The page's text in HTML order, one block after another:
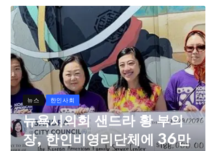
뉴스 한인사회
뉴욕시의회 샌드라 황 부의
장, 한인비영리단체에 36만